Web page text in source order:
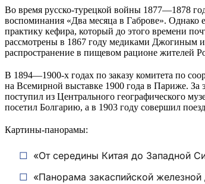
Во время русско-турецкой войны 1877—1878
воспоминания «Два месяца в Габрове». Однако
практику кефира, который до этого времени
рассмотрены в 1867 году медиками Джогиным
распространение в пищевом рационе жителей
В 1894—1900-х годах по заказу комитета по
на Всемирной выставке 1900 года в Париже. За
поступил из Центрального географического
посетил Болгарию, а в 1903 году совершил
Картины-панорамы:
«От середины Китая до Западной
«Панорама закаспийской